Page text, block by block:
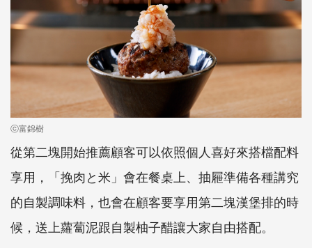
ⓒ富錦樹
從第二塊開始推薦顧客可以依照個人喜好來搭檔配料
享用，「挽肉と米」會在餐桌上、抽屜準備各種講究
的自製調味料，也會在顧客要享用第二塊漢堡排的時
候，送上蘿蔔泥跟自製柚子醋讓大家自由搭配。